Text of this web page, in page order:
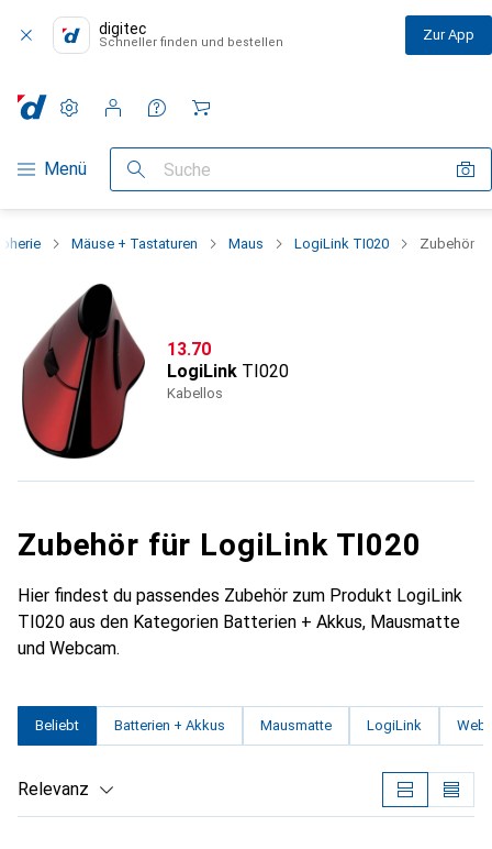
digitec
Schneller finden und bestellen Zur App
Navigation nach Kategorien
Menü Suche
Einstellungen
Kundenkonto
Vergleichslisten
Merklisten
Warenkorb
Mäuse + Tastaturen Maus LogiLink TI020 Zubehör
CHF
13.70
LogiLink TI020
Kabellos
Zubehör für LogiLink TI020
Hier findest du passendes Zubehör zum Produkt LogiLink
TI020 aus den Kategorien Batterien + Akkus, Mausmatte
und Webcam.
Beliebt Batterien + Akkus Mausmatte LogiLink
Relevanz